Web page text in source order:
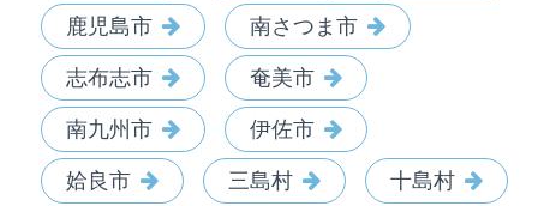
鹿児島市 南さつま市
志布志市 奄美市
南九州市 伊佐市
姶良市 三島村 十島村